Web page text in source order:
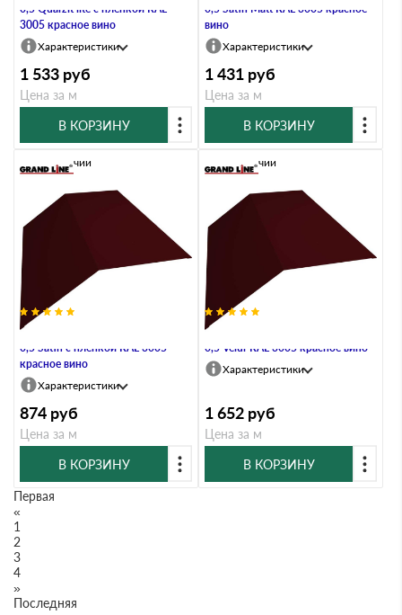
0,5 Quarzit lite с пленкой RAL
3005 красное вино
Характеристики
1 533 руб
Цена за м
В КОРЗИНУ
0,5 Satin Мatt RAL 3005 красное
вино
Характеристики
1 431 руб
Цена за м
В КОРЗИНУ
Планка конька плоского 190х190
0,5 Satin с пленкой RAL 3005
красное вино
В наличии
Характеристики
874 руб
Цена за м
В КОРЗИНУ
Планка конька плоского 190х190
0,5 Velur RAL 3005 красное вино
В наличии
Характеристики
1 652 руб
Цена за м
В КОРЗИНУ
Первая
«
1
2
3
4
»
Последняя